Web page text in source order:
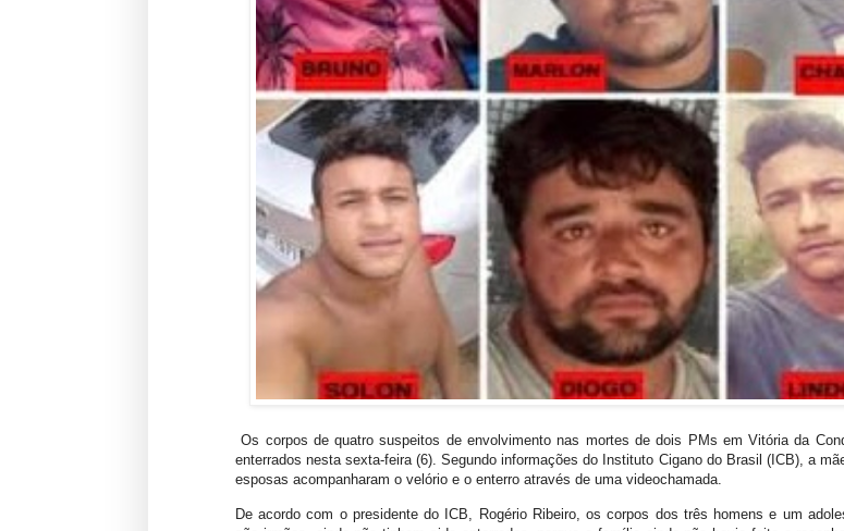
Os corpos de quatro suspeitos de envolvimento nas mortes de dois PMs em Vitória da
enterrados nesta sexta-feira (6). Segundo informações do Instituto Cigano do Brasil (ICB), a
esposas acompanharam o velório e o enterro através de uma videochamada.
De acordo com o presidente do ICB, Rogério Ribeiro, os corpos dos três homens e um